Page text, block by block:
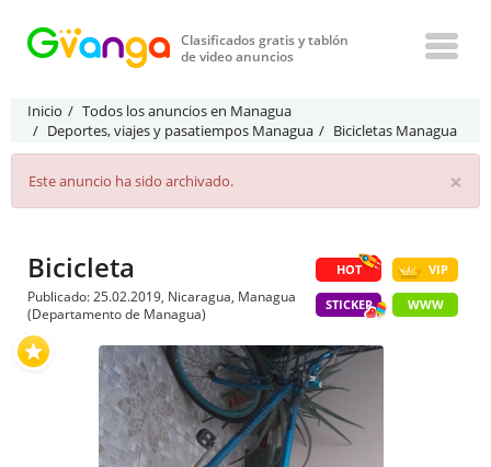
Clasificados gratis y tablón
de video anuncios
Inicio
Todos los anuncios en Managua
Deportes, viajes y pasatiempos Managua
Bicicletas Managua
×
Este anuncio ha sido archivado.
HOT VIP
STICKER WWW
Bicicleta
Publicado: 25.02.2019, Nicaragua, Managua
(Departamento de Managua)